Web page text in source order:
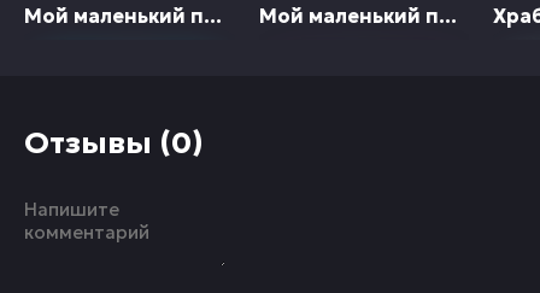
Мой маленький пони: Дружба — это чудо Мой маленький пони: Зажги свою искорку
Отзывы (0)